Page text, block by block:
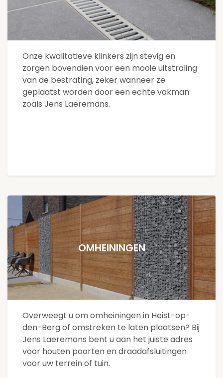
Onze kwalitatieve klinkers zijn stevig en
zorgen bovendien voor een mooie uitstraling
van de bestrating, zeker wanneer ze
geplaatst worden door een echte vakman
zoals Jens Laeremans.
OMHEININGEN
Overweegt u om omheiningen in Heist-op-
den-Berg of omstreken te laten plaatsen? Bij
Jens Laeremans bent u aan het juiste adres
voor houten poorten en draadafsluitingen
voor uw terrein of tuin.